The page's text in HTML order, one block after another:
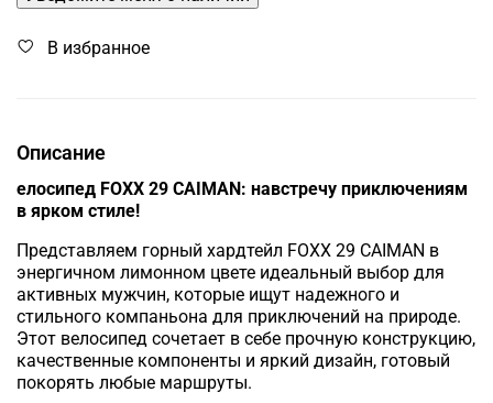
В избранное
Описание
елосипед FOXX 29 CAIMAN: навстречу приключениям
в ярком стиле!
Представляем горный хардтейл FOXX 29 CAIMAN в
энергичном лимонном цвете идеальный выбор для
активных мужчин, которые ищут надежного и
стильного компаньона для приключений на природе.
Этот велосипед сочетает в себе прочную конструкцию,
качественные компоненты и яркий дизайн, готовый
покорять любые маршруты.